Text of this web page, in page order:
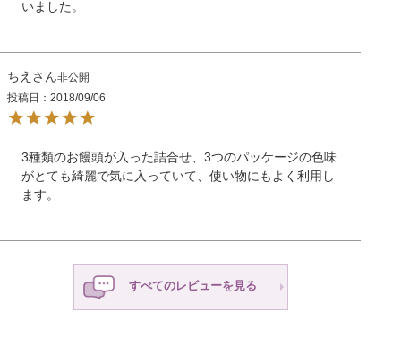
いました。
ちえ
非公開
投稿日
2018/09/06
3種類のお饅頭が入った詰合せ、3つのパッケージの色味
がとても綺麗で気に入っていて、使い物にもよく利用し
ます。
すべてのレビューを見る